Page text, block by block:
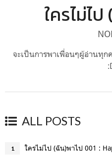
ใครไม่ไ
จะเป็นการพาเพื่อนๆผู้อ่านทุก
ALL POSTS
1